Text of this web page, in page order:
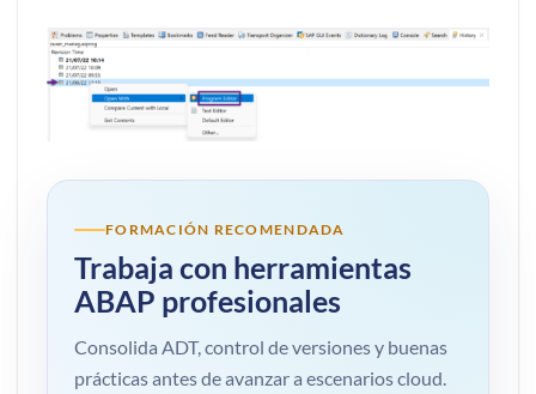
FORMACIÓN RECOMENDADA
Trabaja con herramientas
ABAP profesionales
Consolida ADT, control de versiones y buenas
prácticas antes de avanzar a escenarios cloud.